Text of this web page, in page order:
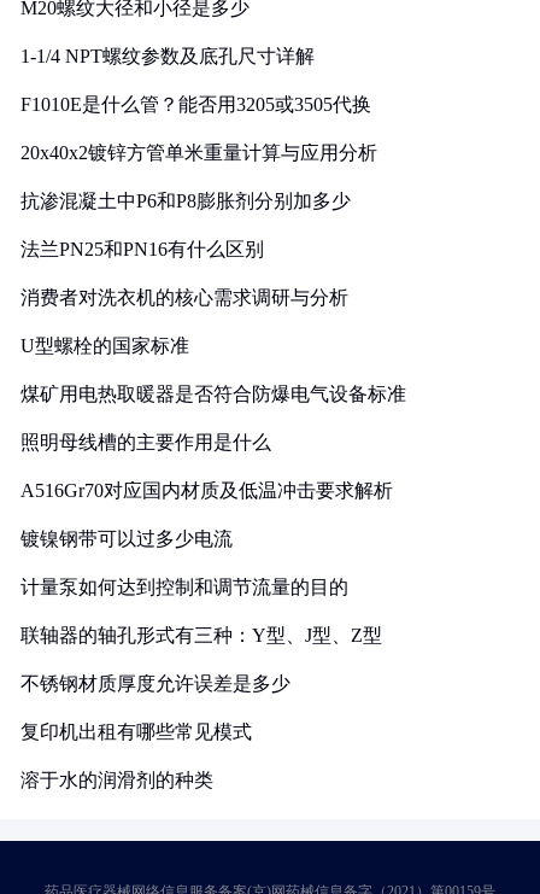
M20螺纹大径和小径是多少
1-1/4 NPT螺纹参数及底孔尺寸详解
F1010E是什么管？能否用3205或3505代换
20x40x2镀锌方管单米重量计算与应用分析
抗渗混凝土中P6和P8膨胀剂分别加多少
法兰PN25和PN16有什么区别
消费者对洗衣机的核心需求调研与分析
U型螺栓的国家标准
煤矿用电热取暖器是否符合防爆电气设备标准
照明母线槽的主要作用是什么
A516Gr70对应国内材质及低温冲击要求解析
镀镍钢带可以过多少电流
计量泵如何达到控制和调节流量的目的
联轴器的轴孔形式有三种：Y型、J型、Z型
不锈钢材质厚度允许误差是多少
复印机出租有哪些常见模式
溶于水的润滑剂的种类